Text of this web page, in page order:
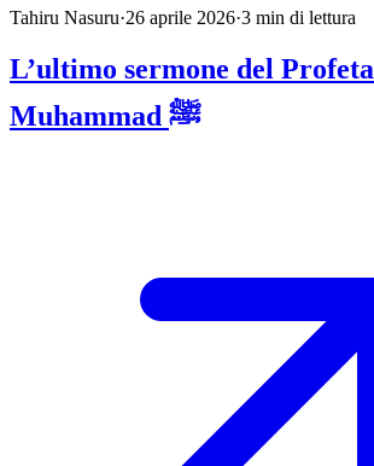
Tahiru Nasuru·26 aprile 2026·3 min di lettura
L’ultimo sermone del Profeta
Muhammad ﷺ